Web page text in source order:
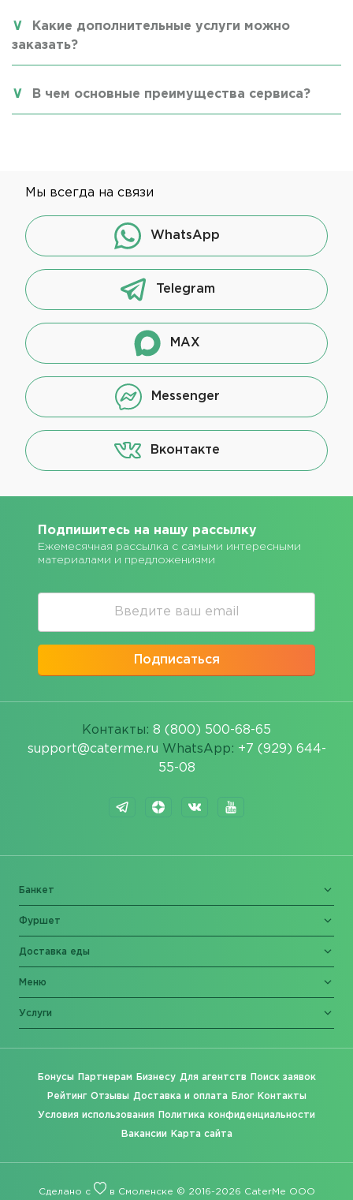
Какие дополнительные услуги можно
заказать?
В чем основные преимущества сервиса?
Мы всегда на связи
WhatsApp
Telegram
MAX
Messenger
Вконтакте
Подпишитесь на нашу рассылку
Ежемесячная рассылка с самыми интересными
материалами и предложениями
Подписаться
Контакты: 8 (800) 500-68-65
support@caterme.ru WhatsApp: +7 (929) 644-
55-08
Банкет
Фуршет
Доставка еды
Меню
Услуги
Бонусы Партнерам Бизнесу Для агентств Поиск заявок
Рейтинг Отзывы Доставка и оплата Блог Контакты
Условия использования Политика конфиденциальности
Вакансии Карта сайта
Сделано с в Смоленске © 2016-2026 CaterMe ООО